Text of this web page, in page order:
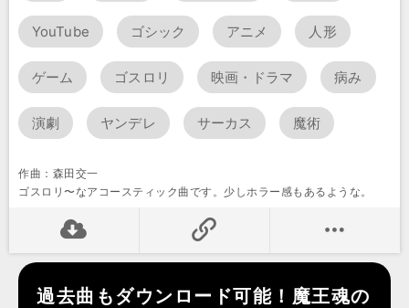
YouTube ゴシック アニメ 人形
ゲーム ゴスロリ 映画・ドラマ 病み
演劇 ヤンデレ サーカス 魔術
作曲：森田交一
ゴスロリ〜なアコースティック曲です。少しホラー感もあるような。
過去曲もダウンロード可能！魔王魂の